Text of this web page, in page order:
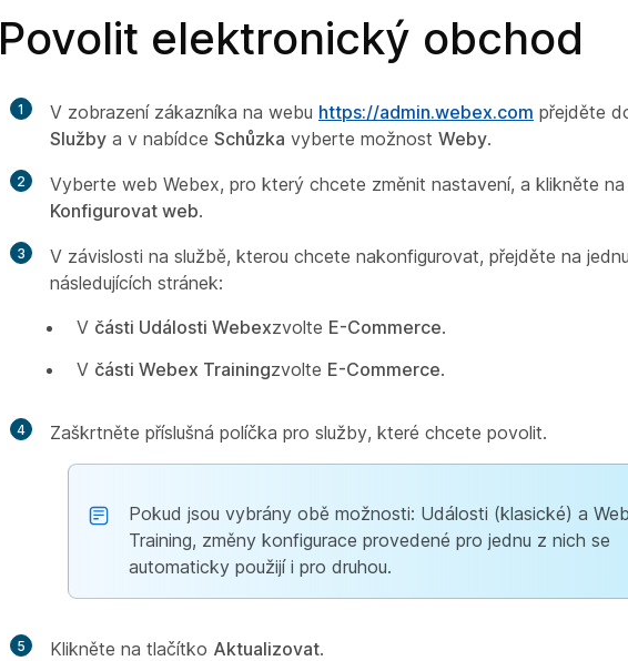
Povolit elektronický obchod
1 V zobrazení zákazníka na webu https://admin.webex.com přejděte
Služby a v nabídce Schůzka vyberte možnost Weby.
2
Vyberte web Webex, pro který chcete změnit nastavení, a klikněte
Konfigurovat web.
3
V závislosti na službě, kterou chcete nakonfigurovat, přejděte na
následujících stránek:
V části Události Webexzvolte E-Commerce.
V části Webex Trainingzvolte E-Commerce.
4 Zaškrtněte příslušná políčka pro služby, které chcete povolit.
Pokud jsou vybrány obě možnosti: Události (klasické) a
Training, změny konfigurace provedené pro jednu z nich se
automaticky použijí i pro druhou.
5 Klikněte na tlačítko Aktualizovat.